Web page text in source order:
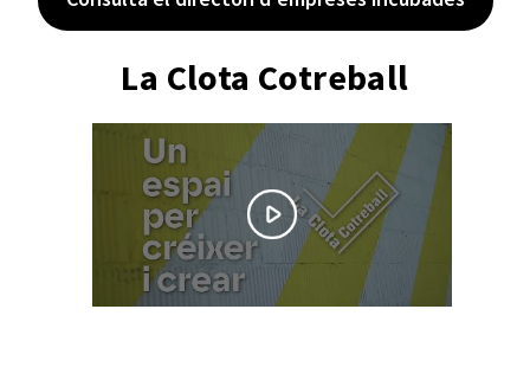
La Clota Cotreball